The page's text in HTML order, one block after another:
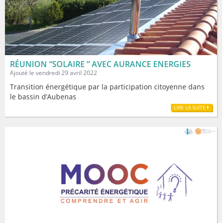
RÉUNION “SOLAIRE ” AVEC AURANCE ENERGIES
Ajouté le vendredi 29 avril 2022
Transition énergétique par la participation citoyenne dans
le bassin d’Aubenas
LIRE LA SUITE